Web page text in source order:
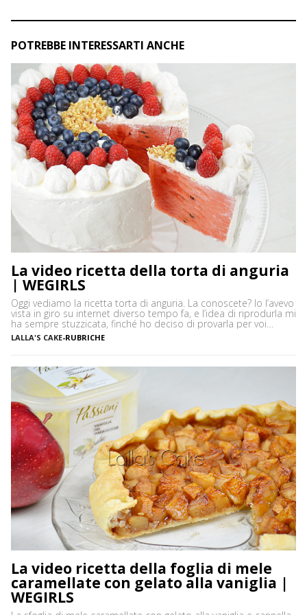
POTREBBE INTERESSARTI ANCHE
La video ricetta della torta di anguria
| WEGIRLS
Oggi vediamo la ricetta torta di anguria. La conoscete? Io l’avevo
vista in giro su internet diverso tempo fa, e l’idea di riprodurla mi
ha sempre stuzzicata, finché ho deciso di provarla per voi
affezionate di WeGirls. Ora che l’ho fatta, vi posso garantire che
la “Torta di Anguria” non è solo una delle ricette […]
LALLA'S CAKE-RUBRICHE
La video ricetta della foglia di mele
caramellate con gelato alla vaniglia |
WEGIRLS